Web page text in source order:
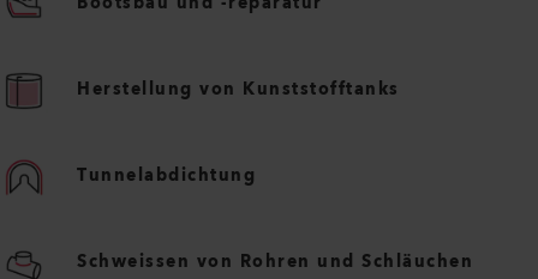
Herstellung von Kunststofftanks
Tunnelabdichtung
Schweissen von Rohren und Schläuchen